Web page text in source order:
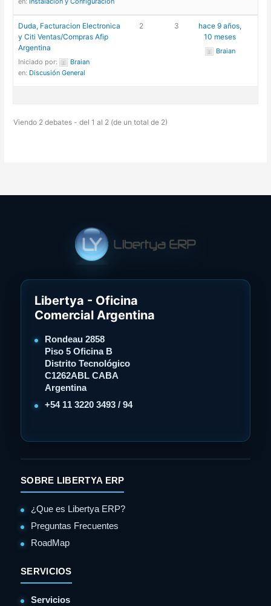
Duda, Facturacion Electronica
y Citi Ventas/Compras Afip
Argentina
Iniciado por:
Braian
en: Discusión General
2 3
hace 9 años,
10 meses
Braian
Viendo 2 debates - del 1 al 2 (de un total de 2)
Libertya - Oficina
Comercial Argentina
Rondeau 2858
Piso 5 Oficina B
Distrito Tecnológico
C1262ABL CABA
Argentina
+54 11 3220 3493 / 94
SOBRE LIBERTYA ERP
¿Que es Libertya ERP?
Preguntas Frecuentes
RoadMap
SERVICIOS
Servicios